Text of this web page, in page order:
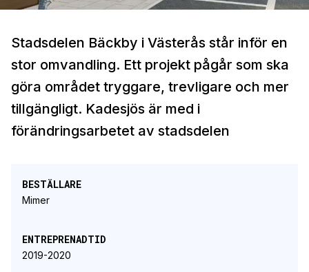
Stadsdelen Bäckby i Västerås står inför en
stor omvandling. Ett projekt pågår som ska
göra området tryggare, trevligare och mer
tillgängligt. Kadesjös är med i
förändringsarbetet av stadsdelen
BESTÄLLARE
Mimer
ENTREPRENADTID
2019-2020